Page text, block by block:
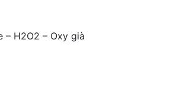
– H2O2 – Oxy già